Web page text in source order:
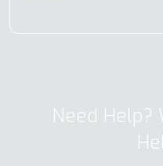
Need Help?